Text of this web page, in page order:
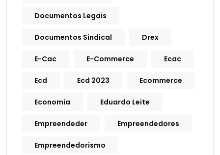
Documentos Legais
Documentos Sindical Drex
E-Cac E-Commerce Ecac
Ecd Ecd 2023 Ecommerce
Economia Eduardo Leite
Empreendeder Empreendedores
Empreendedorismo